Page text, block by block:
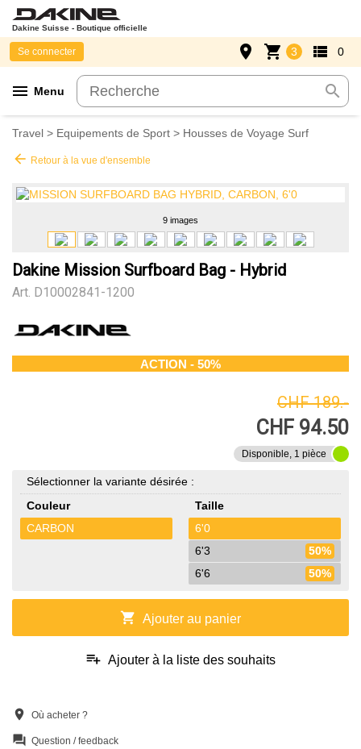
Dakine Suisse - Boutique officielle
menu Menu search
Se connecter place shopping_cart 3 view_list 0
Travel > Equipements de Sport > Housses de Voyage Surf
arrow_back Retour à la vue d'ensemble
9 images
Dakine Mission Surfboard Bag - Hybrid
Art. D10002841-1200
ACTION - 50%
CHF 189.-
CHF 94.50
Disponible, 1 pièce
Sélectionner la variante désirée :
Couleur
CARBON
Taille
6'0
6'3
50%
6'6
50%
shopping_cart Ajouter au panier
playlist_add Ajouter à la liste des souhaits
location_on Où acheter ?
question_answer Question / feedback